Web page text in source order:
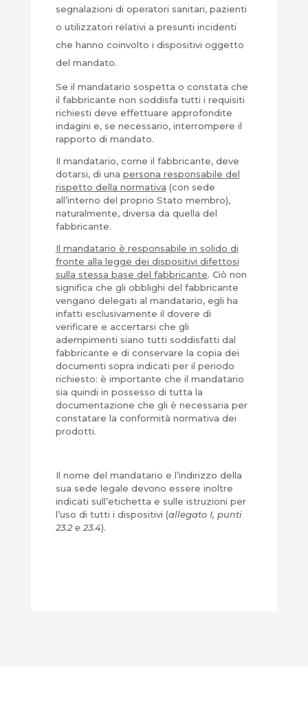
segnalazioni di operatori sanitari, pazienti
o utilizzatori relativi a presunti incidenti
che hanno coinvolto i dispositivi oggetto
del mandato.
Se il mandatario sospetta o constata che
il fabbricante non soddisfa tutti i requisiti
richiesti deve effettuare approfondite
indagini e, se necessario, interrompere il
rapporto di mandato.
Il mandatario, come il fabbricante, deve
dotarsi, di una persona responsabile del
rispetto della normativa (con sede
all’interno del proprio Stato membro),
naturalmente, diversa da quella del
fabbricante.
Il mandatario è responsabile in solido di
fronte alla legge dei dispositivi difettosi
sulla stessa base del fabbricante. Ciò non
significa che gli obblighi del fabbricante
vengano delegati al mandatario, egli ha
infatti esclusivamente il dovere di
verificare e accertarsi che gli
adempimenti siano tutti soddisfatti dal
fabbricante e di conservare la copia dei
documenti sopra indicati per il periodo
richiesto: è importante che il mandatario
sia quindi in possesso di tutta la
documentazione che gli è necessaria per
constatare la conformità normativa dei
prodotti.
Il nome del mandatario e l’indirizzo della
sua sede legale devono essere inoltre
indicati sull’etichetta e sulle istruzioni per
l’uso di tutti i dispositivi (allegato I, punti
23.2 e 23.4).